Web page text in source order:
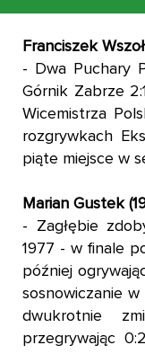
Franciszek
- Dwa Puchary
Górnik Zabrze
Wicemistrza
rozgrywkach
piąte miejsce w
Marian Gustek
- Zagłębie
1977 - w finale
później
sosnowiczanie
dwukrotnie
przegrywając